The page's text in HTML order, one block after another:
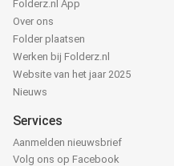
Folderz.nl App
Over ons
Folder plaatsen
Werken bij Folderz.nl
Website van het jaar 2025
Nieuws
Services
Aanmelden nieuwsbrief
Volg ons op Facebook